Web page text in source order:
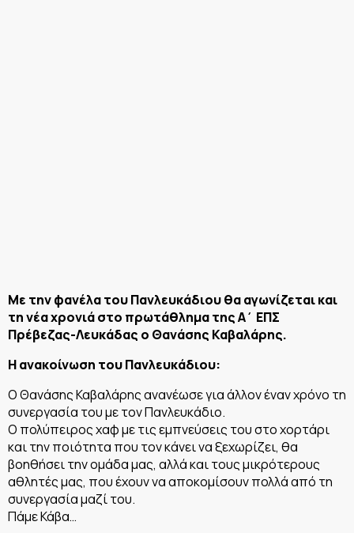
Με την φανέλα του Πανλευκάδιου θα αγωνίζεται και
τη νέα χρονιά στο πρωτάθλημα της Α΄ ΕΠΣ
Πρέβεζας-Λευκάδας ο Θανάσης Καβαλάρης.
Η ανακοίνωση του Πανλευκάδιου:
Ο Θανάσης Καβαλάρης ανανέωσε για άλλον έναν χρόνο τη
συνεργασία του με τον Πανλευκάδιο.
Ο πολύπειρος χαφ με τις εμπνεύσεις του στο χορτάρι
και την ποιότητα που τον κάνει να ξεχωρίζει, θα
βοηθήσει την ομάδα μας, αλλά και τους μικρότερους
αθλητές μας, που έχουν να αποκομίσουν πολλά από τη
συνεργασία μαζί του.
Πάμε Κάβα…